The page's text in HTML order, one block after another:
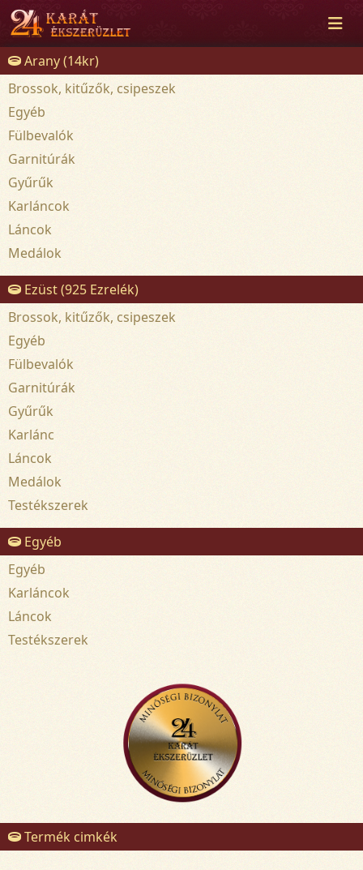
Arany (14kr)
Brossok, kitűzők, csipeszek
Egyéb
Fülbevalók
Garnitúrák
Gyűrűk
Karláncok
Láncok
Medálok
Ezüst (925 Ezrelék)
Brossok, kitűzők, csipeszek
Egyéb
Fülbevalók
Garnitúrák
Gyűrűk
Karlánc
Láncok
Medálok
Testékszerek
Egyéb
Egyéb
Karláncok
Láncok
Testékszerek
Termék cimkék